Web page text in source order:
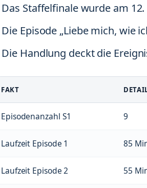
Das Staffelfinale wurde am
Die Episode „Liebe mich, wie
Die Handlung deckt die
FAKT
Episodenanzahl S1 9
Laufzeit Episode 1 85
Laufzeit Episode 2 55